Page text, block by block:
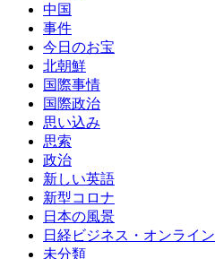
中国
事件
今日のお宝
北朝鮮
国際事情
国際政治
思い込み
思索
政治
新しい英語
新型コロナ
日本の風景
日経ビジネス・オンライン
未分類